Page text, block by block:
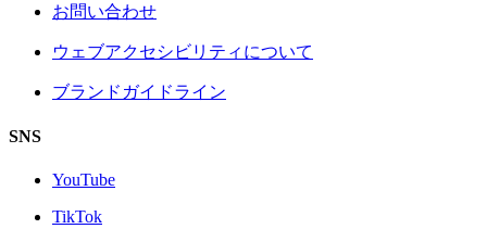
お問い合わせ
ウェブアクセシビリティについて
ブランドガイドライン
SNS
YouTube
TikTok